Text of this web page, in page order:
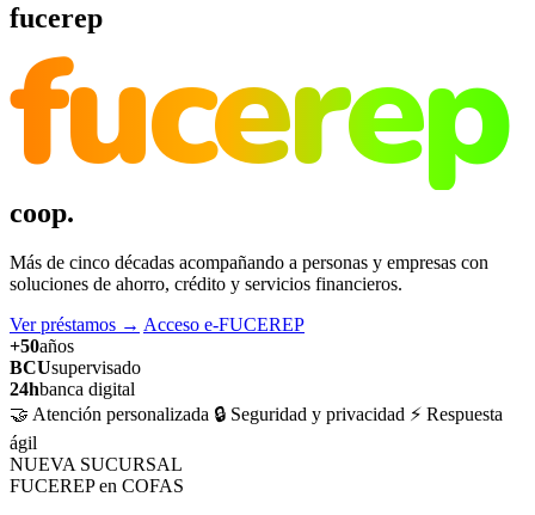
fucerep
fucerep
coop.
Más de cinco décadas acompañando a personas y empresas con
soluciones de ahorro, crédito y servicios financieros.
Ver préstamos → Acceso e-FUCEREP
+50años
BCUsupervisado
24hbanca digital
🤝 Atención personalizada 🔒 Seguridad y privacidad ⚡ Respuesta
ágil
NUEVA SUCURSAL
FUCEREP en COFAS